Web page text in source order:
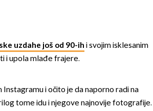
uzdahe još od 90-ih i svojim isklesanim
i upola mlađe frajere.
Instagramu i očito je da naporno radi na
tome idu i njegove najnovije fotografije.